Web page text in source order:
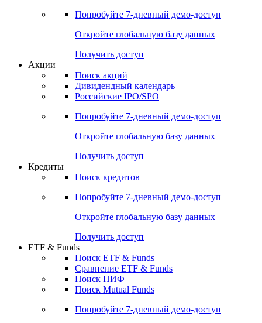
Попробуйте 7-дневный демо-доступ
Откройте глобальную базу данных
Получить доступ
Акции
Поиск акций
Дивидендный календарь
Российские IPO/SPO
Попробуйте 7-дневный демо-доступ
Откройте глобальную базу данных
Получить доступ
Кредиты
Поиск кредитов
Попробуйте 7-дневный демо-доступ
Откройте глобальную базу данных
Получить доступ
ETF & Funds
Поиск ETF & Funds
Сравнение ETF & Funds
Поиск ПИФ
Поиск Mutual Funds
Попробуйте 7-дневный демо-доступ